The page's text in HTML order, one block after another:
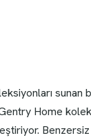
sunan
Home